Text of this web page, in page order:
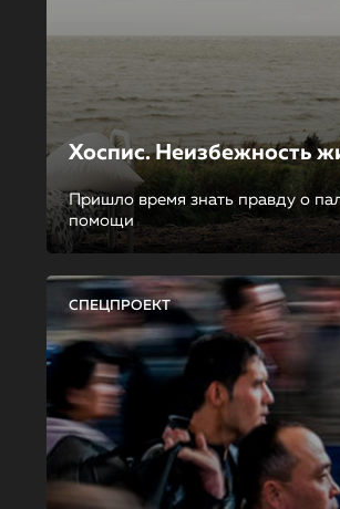
Хоспис. Неизбежность
Пришло время знать правду о
помощи
СПЕЦПРОЕКТ